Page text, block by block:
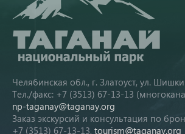
Челябинская обл., г. Златоуст, ул.
Тел./факс: +7 (3513) 67-13-13
np-taganay@taganay.org
Заказ экскурсий и консультация по
+7 (3513) 67-13-13, tourism@taganay.org